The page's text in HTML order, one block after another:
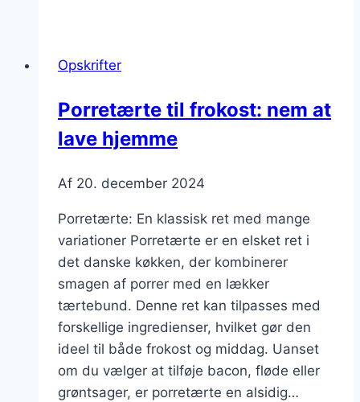
Opskrifter
Porretærte til frokost: nem at
lave hjemme
Af 20. december 2024
Porretærte: En klassisk ret med mange
variationer Porretærte er en elsket ret i
det danske køkken, der kombinerer
smagen af porrer med en lækker
tærtebund. Denne ret kan tilpasses med
forskellige ingredienser, hvilket gør den
ideel til både frokost og middag. Uanset
om du vælger at tilføje bacon, fløde eller
grøntsager, er porretærte en alsidig…